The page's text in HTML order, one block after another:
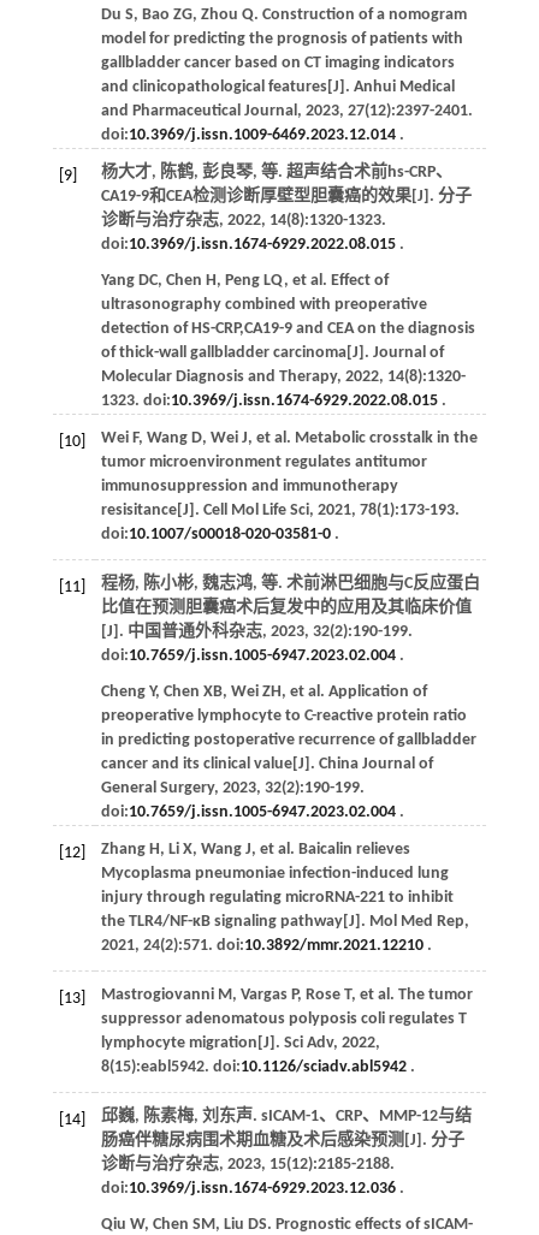
Du S, Bao ZG, Zhou Q. Construction of a nomogram
model for predicting the prognosis of patients with
gallbladder cancer based on CT imaging indicators
and clinicopathological features[J]. Anhui Medical
and Pharmaceutical Journal , 2023, 27(12):2397-2401.
doi:10.3969/j.issn.1009-6469.2023.12.014.
[9] 杨大才, 陈鹤, 彭良琴, 等. 超声结合术前hs-CRP、
CA19-9和CEA检测诊断厚壁型胆囊癌的效果[J]. 分子
诊断与治疗杂志, 2022, 14(8):1320-1323.
doi:10.3969/j.issn.1674-6929.2022.08.015.
Yang DC, Chen H , Peng LQ, et al . Effect of
ultrasonography combined with preoperative
detection of HS-CRP,CA19-9 and CEA on the diagnosis
of thick-wall gallbladder carcinoma[J]. Journal of
Molecular Diagnosis and Therapy, 2022, 14(8):1320-
1323. doi:10.3969/j.issn.1674-6929.2022.08.015.
[10] Wei F, Wang D, Wei J, et al . Metabolic crosstalk in the
tumor microenvironment regulates antitumor
immunosuppression and immunotherapy
resisitance[J]. Cell Mol Life Sci, 2021, 78(1):173-193.
doi:10.1007/s00018-020-03581-0.
[11] 程杨, 陈小彬, 魏志鸿, 等. 术前淋巴细胞与C反应蛋白
比值在预测胆囊癌术后复发中的应用及其临床价值
[J]. 中国普通外科杂志, 2023, 32(2):190-199.
doi:10.7659/j.issn.1005-6947.2023.02.004.
Cheng Y, Chen XB, Wei ZH , et al . Application of
preoperative lymphocyte to C-reactive protein ratio
in predicting postoperative recurrence of gallbladder
cancer and its clinical value[J]. China Journal of
General Surgery, 2023, 32(2):190-199.
doi:10.7659/j.issn.1005-6947.2023.02.004.
[12] Zhang H , Li X, Wang J, et al . Baicalin relieves
Mycoplasma pneumoniae infection-induced lung
injury through regulating microRNA-221 to inhibit
the TLR4/NF-κB signaling pathway[J]. Mol Med Rep,
2021, 24(2):571. doi:10.3892/mmr.2021.12210.
[13] Mastrogiovanni M , Vargas P, Rose T, et al . The tumor
suppressor adenomatous polyposis coli regulates T
lymphocyte migration[J]. Sci Adv, 2022,
8(15):eabl5942. doi:10.1126/sciadv.abl5942.
[14]
邱巍, 陈素梅, 刘东声. sICAM-1、CRP、MMP-12与结
肠癌伴糖尿病围术期血糖及术后感染预测[J]. 分子
诊断与治疗杂志, 2023, 15(12):2185-2188.
doi:10.3969/j.issn.1674-6929.2023.12.036.
Qiu W, Chen SM , Liu DS. Prognostic effects of sICAM-